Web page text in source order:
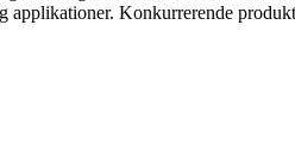
Konkurrerende